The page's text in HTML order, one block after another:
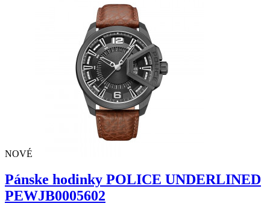
NOVÉ
Pánske hodinky POLICE UNDERLINED
PEWJB0005602